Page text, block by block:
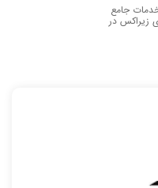
جامع
زیراکس در